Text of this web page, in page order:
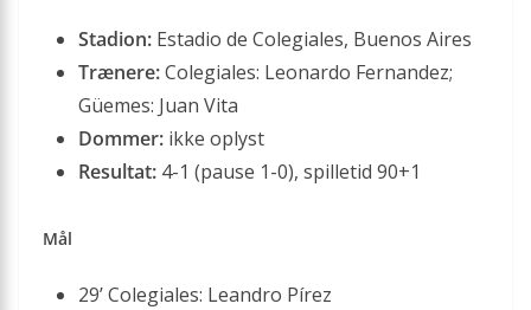
Stadion: Estadio de Colegiales, Buenos Aires
Trænere:Colegiales: Leonardo Fernandez;
Güemes: Juan Vita
Dommer: ikke oplyst
Resultat: 4-1 (pause 1-0), spilletid 90+1
Mål
29’ Colegiales: Leandro Pírez